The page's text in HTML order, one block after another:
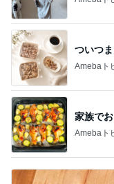
ついつ
Amebaト
家族で
Amebaト